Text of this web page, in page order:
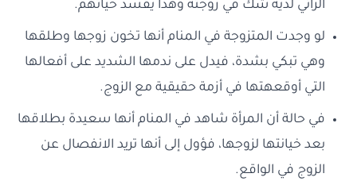
الرائي لديه شك في زوجته وهذا يفسد حياتهم.
لو وجدت المتزوجة في المنام أنها تخون زوجها وطلقها
وهي تبكي بشدة، فيدل على ندمها الشديد على أفعالها
التي أوقعهتها في أزمة حقيقية مع الزوج.
في حالة أن المرأة شاهد في المنام أنها سعيدة بطلاقها
بعد خيانتها لزوجها، فؤول إلى أنها تريد الانفصال عن
الزوج في الواقع.